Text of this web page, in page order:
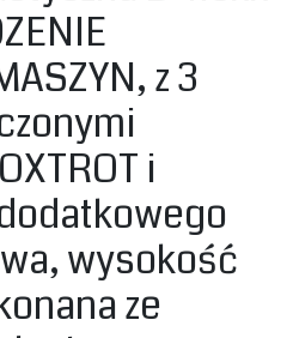
z 3
i
wysokość
ze